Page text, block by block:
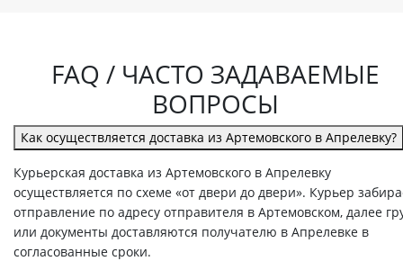
FAQ / ЧАСТО ЗАДАВАЕМЫЕ
ВОПРОСЫ
Как осуществляется доставка из Артемовского в Апрелевку?
Курьерская доставка из Артемовского в Апрелевку
осуществляется по схеме «от двери до двери». Курьер
отправление по адресу отправителя в Артемовском, далее
или документы доставляются получателю в Апрелевке в
согласованные сроки.